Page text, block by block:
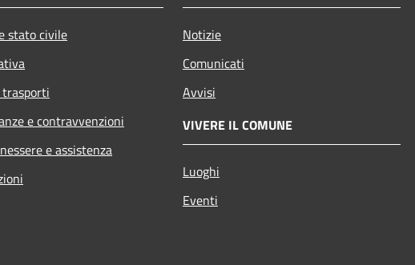
stato civile
e contravvenzioni
e assistenza
Notizie
Comunicati
Avvisi
VIVERE IL COMUNE
Luoghi
Eventi